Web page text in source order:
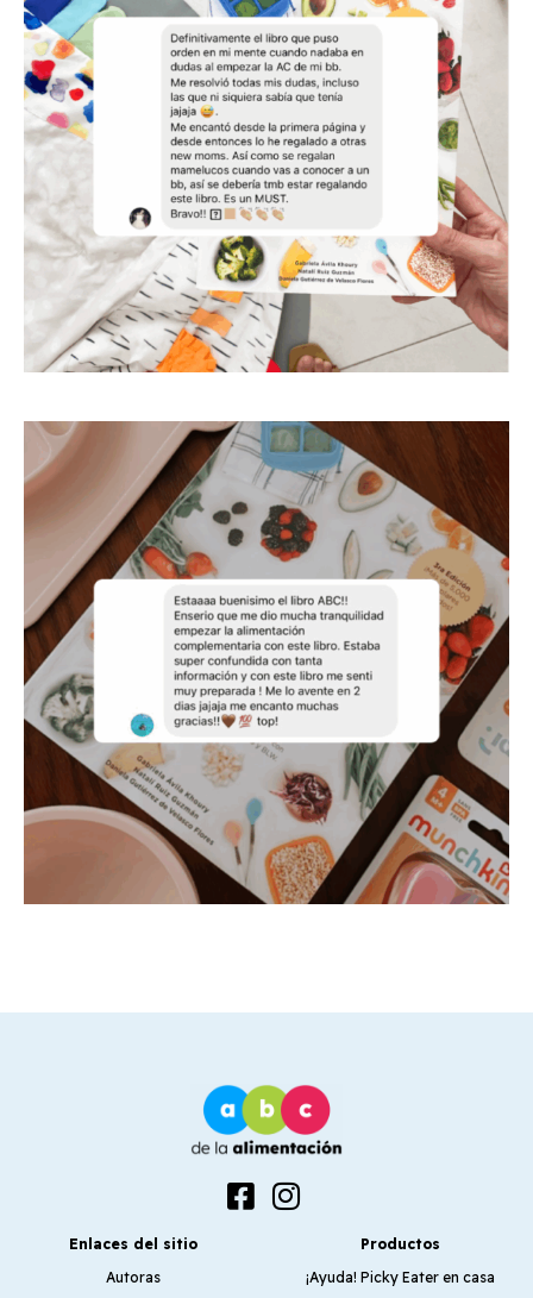
Enlaces del sitio
Autoras
Productos
¡Ayuda! Picky Eater en casa